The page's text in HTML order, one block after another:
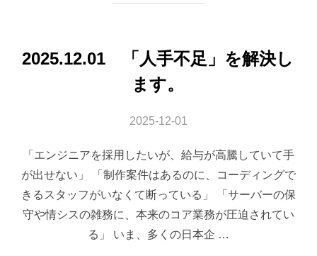
2025.12.01 「人手不足」を解決し
ます。
2025-12-01
「エンジニアを採用したいが、給与が高騰していて手
が出せない」 「制作案件はあるのに、コーディングで
きるスタッフがいなくて断っている」 「サーバーの保
守や情シスの雑務に、本来のコア業務が圧迫されてい
る」 いま、多くの日本企 …